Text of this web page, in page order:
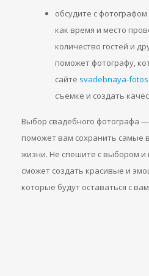
обсудите с
как время и место
количество гостей и
поможет фотографу,
сайте svadebnaya-
съемке и создать
Выбор свадебного фотографа
поможет вам сохранить самые
жизни. Не спешите с выбором и
сможет создать красивые и
которые будут оставаться с